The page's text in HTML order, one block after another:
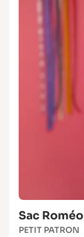
Sac Roméo
PETIT PATRON